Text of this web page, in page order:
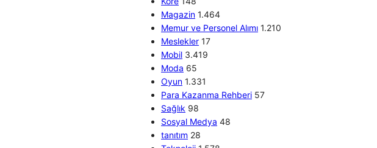
Magazin 1.464
Memur ve Personel Alımı 1.210
Meslekler 17
Mobil 3.419
Moda 65
Oyun 1.331
Para Kazanma Rehberi 57
Sağlık 98
Sosyal Medya 48
tanıtım 28